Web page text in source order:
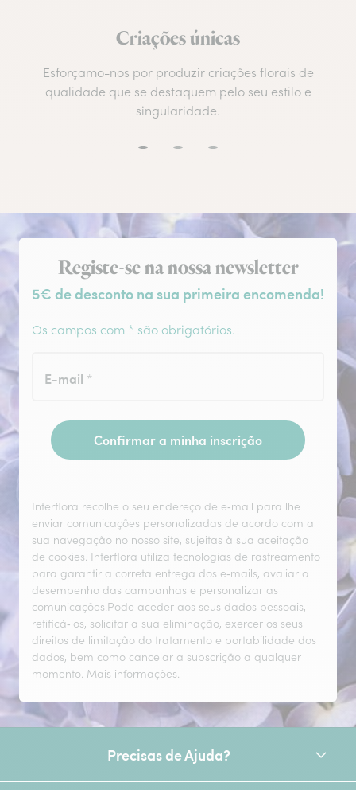
Criações únicas
Esforçamo-nos por produzir criações florais de
qualidade que se destaquem pelo seu estilo e
singularidade.
Subscrição da newsletter
Registe-se na nossa newsletter
5€ de desconto na sua primeira encomenda!
Os campos com * são obrigatórios.
E-mail *
Confirmar a minha inscrição
Interflora recolhe o seu endereço de e‑mail para lhe
enviar comunicações personalizadas de acordo com a
sua navegação no nosso site, sujeitas à sua aceitação
de cookies. Interflora utiliza tecnologias de rastreamento
para garantir a correta entrega dos e‑mails, avaliar o
desempenho das campanhas e personalizar as
comunicações.Pode aceder aos seus dados pessoais,
retificá‑los, solicitar a sua eliminação, exercer os seus
direitos de limitação do tratamento e portabilidade dos
dados, bem como cancelar a subscrição a qualquer
momento. Mais informações.
Precisas de Ajuda?